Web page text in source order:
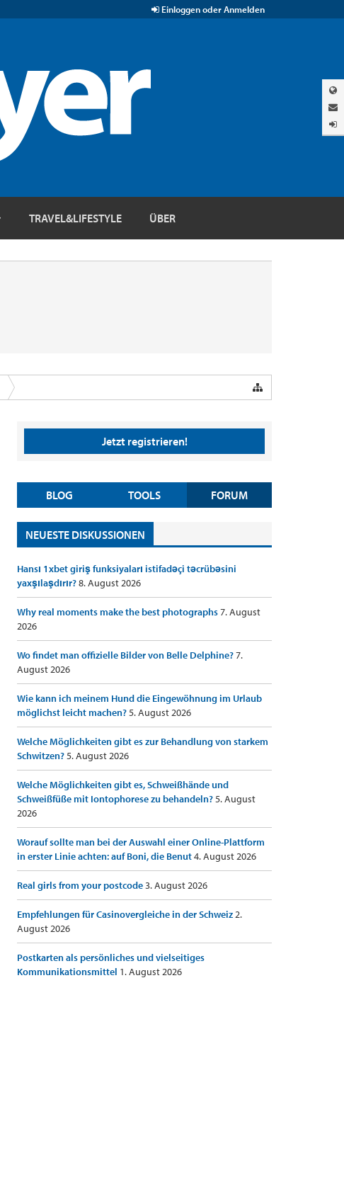
Einloggen oder Anmelden
TRAVEL&LIFESTYLE ÜBER
Jetzt registrieren!
BLOG TOOLS FORUM
NEUESTE DISKUSSIONEN
Hansı 1xbet giriş funksiyaları istifadəçi təcrübəsini
yaxşılaşdırır?8. August 2026
Why real moments make the best photographs7. August
2026
Wo findet man offizielle Bilder von Belle Delphine?7.
August 2026
Wie kann ich meinem Hund die Eingewöhnung im Urlaub
möglichst leicht machen?5. August 2026
Welche Möglichkeiten gibt es zur Behandlung von starkem
Schwitzen?5. August 2026
Welche Möglichkeiten gibt es, Schweißhände und
Schweißfüße mit Iontophorese zu behandeln?5. August
2026
Worauf sollte man bei der Auswahl einer Online-Plattform
in erster Linie achten: auf Boni, die Benut4. August 2026
Real girls from your postcode3. August 2026
Empfehlungen für Casinovergleiche in der Schweiz2.
August 2026
Postkarten als persönliches und vielseitiges
Kommunikationsmittel 1. August 2026